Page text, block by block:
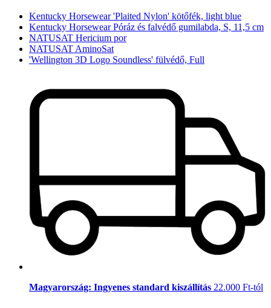
Kentucky Horsewear 'Plaited Nylon' kötőfék, light blue
Kentucky Horsewear Póráz és falvédő gumilabda, S, 11,5 cm
NATUSAT Hericium por
NATUSAT AminoSat
'Wellington 3D Logo Soundless' fülvédő, Full
Magyarország: Ingyenes standard kiszállítás 22.000 Ft-tól